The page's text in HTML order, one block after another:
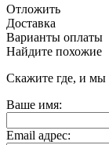
Отложить
Доставка
Варианты оплаты
Найдите похожие
Скажите где, и мы
Ваше имя:
Email адрес: